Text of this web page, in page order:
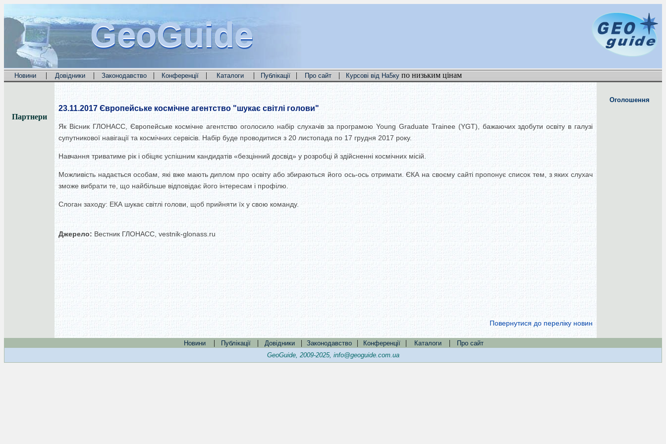
GeoGuide
GeoGuide
GeoGuide
Новини | Довідники | Законодавство | Конференції | Каталоги | Публікації | Про сайт | Курсові від На5ку по низьким цінам
Партнери
23.11.2017 Європейське космічне агентство "шукає світлі голови"
Як Вісник ГЛОНАСС, Європейське космічне агентство оголосило набір слухачів за програмою Young Graduate Trainee (YGT), бажаючих здобути освіту в галузі
супутникової навігації та космічних сервісів. Набір буде проводитися з 20 листопада по 17 грудня 2017 року.
Навчання триватиме рік і обіцяє успішним кандидатів «безцінний досвід» у розробці й здійсненні космічних місій.
Можливість надається особам, які вже мають диплом про освіту або збираються його ось-ось отримати. ЄКА на своєму сайті пропонує список тем, з яких слухач
зможе вибрати те, що найбільше відповідає його інтересам і профілю.
Слоган заходу: ЕКА шукає світлі голови, щоб прийняти їх у свою команду.
Джерело: Вестник ГЛОНАСС, vestnik-glonass.ru
Повернутися до переліку новин
Оголошення
Новини | Публікації | Довідники | Законодавство | Конференції | Каталоги |
Про сайт
GeoGuide, 2009-2025, info@geoguide.com.ua